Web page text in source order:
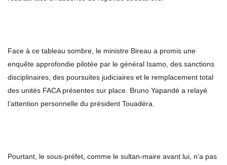
Face à ce tableau sombre, le ministre Bireau a promis une
enquête approfondie pilotée par le général Isamo, des sanctions
disciplinaires, des poursuites judiciaires et le remplacement total
des unités FACA présentes sur place. Bruno Yapandé a relayé
l’attention personnelle du président Touadéra.
Pourtant, le sous-préfet, comme le sultan-maire avant lui, n’a pas